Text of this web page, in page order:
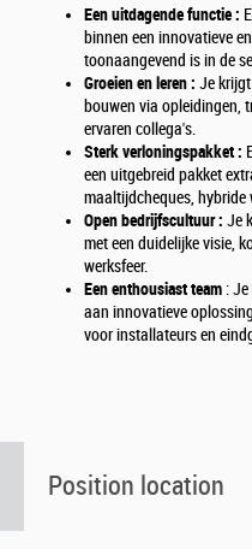
Een uitdagende functie :
binnen een innovatieve
toonaangevend is in de
Groeien en leren : Je
bouwen via opleidingen,
ervaren collega's.
Sterk verloningspakket :
een uitgebreid pakket
maaltijdcheques, hybride
Open bedrijfscultuur : Je
met een duidelijke visie,
werksfeer.
Een enthousiast team :
aan innovatieve
voor installateurs en
Position location